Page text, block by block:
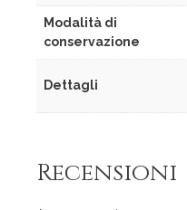
Modalità di
conservazione
Dettagli
Recensioni